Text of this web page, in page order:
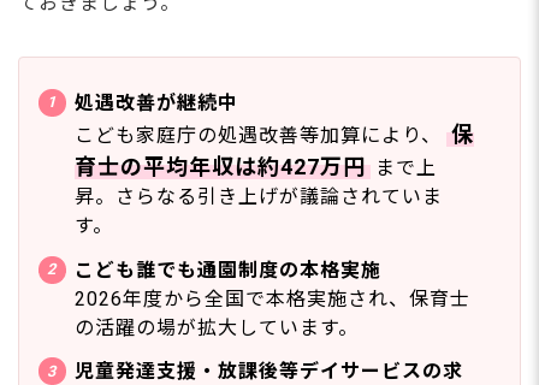
処遇改善が継続中
こども家庭庁の処遇改善等加算により、
保
育士の平均年収は約427万円 まで上
昇。さらなる引き上げが議論されていま
す。
こども誰でも通園制度の本格実施
2026年度から全国で本格実施され、保育士
の活躍の場が拡大しています。
児童発達支援・放課後等デイサービスの求